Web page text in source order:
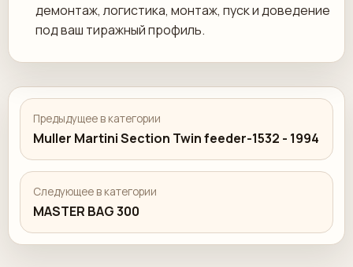
демонтаж, логистика, монтаж, пуск и доведение
под ваш тиражный профиль.
Предыдущее в категории
Muller Martini Section Twin feeder-1532 - 1994
Следующее в категории
MASTER BAG 300